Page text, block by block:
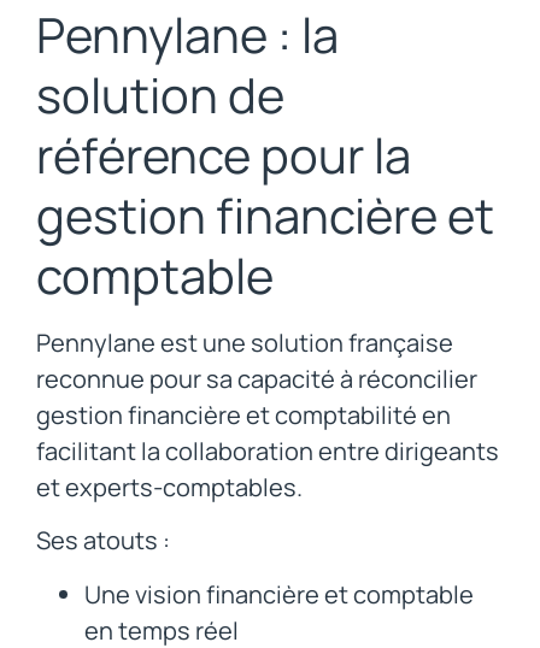
Pennylane : la
solution de
référence pour la
gestion financière et
comptable
Pennylane est une solution française
reconnue pour sa capacité à réconcilier
gestion financière et comptabilité en
facilitant la collaboration entre dirigeants
et experts-comptables.
Ses atouts :
Une vision financière et comptable
en temps réel